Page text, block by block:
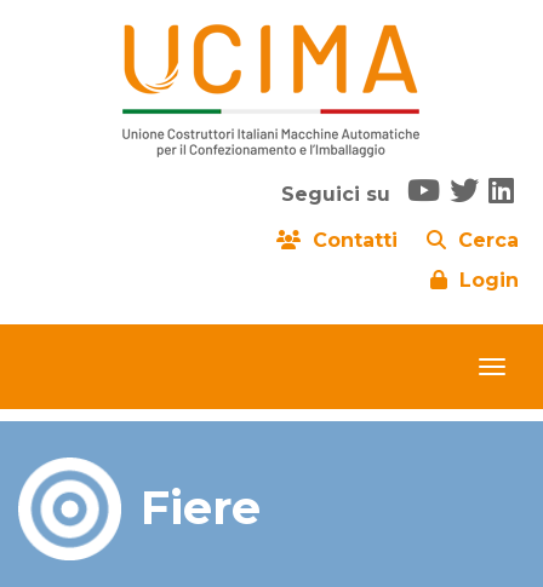
Seguici su
Contatti
Cerca
Login
Fiere